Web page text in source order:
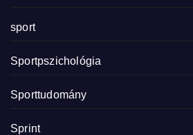
sport
Sportpszichológia
Sporttudomány
Sprint